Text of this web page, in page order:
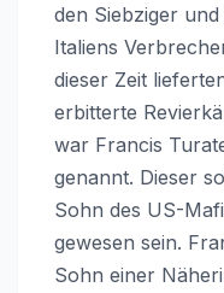
den Siebziger
Italiens
dieser Zeit
erbitterte
war Francis
genannt. Dieser
Sohn des US-
gewesen sein.
Sohn einer